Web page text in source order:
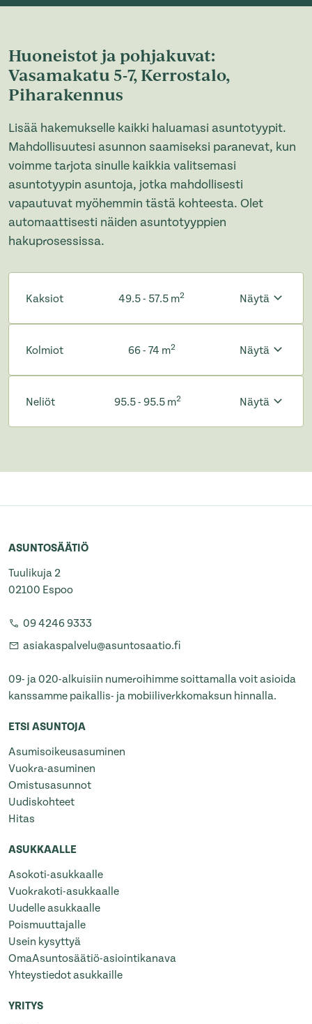
Huoneistot ja pohjakuvat:
Vasamakatu 5-7, Kerrostalo,
Piharakennus
Lisää hakemukselle kaikki haluamasi asuntotyypit.
Mahdollisuutesi asunnon saamiseksi paranevat, kun
voimme tarjota sinulle kaikkia valitsemasi
asuntotyypin asuntoja, jotka mahdollisesti
vapautuvat myöhemmin tästä kohteesta. Olet
automaattisesti näiden asuntotyyppien
hakuprosessissa.
Kaksiot 49.5 - 57.5 m2 Näytä
Kolmiot 66 - 74 m2 Näytä
Neliöt 95.5 - 95.5 m2 Näytä
ASUNTOSÄÄTIÖ
Tuulikuja 2
02100 Espoo
09 4246 9333
asiakaspalvelu@asuntosaatio.fi
09- ja 020-alkuisiin numeroihimme soittamalla voit asioida
kanssamme paikallis- ja mobiiliverkkomaksun hinnalla.
ETSI ASUNTOJA
Asumisoikeusasuminen
Vuokra-asuminen
Omistusasunnot
Uudiskohteet
Hitas
ASUKKAALLE
Asokoti-asukkaalle
Vuokrakoti-asukkaalle
Uudelle asukkaalle
Poismuuttajalle
Usein kysyttyä
OmaAsuntosäätiö-asiointikanava
Yhteystiedot asukkaille
YRITYS